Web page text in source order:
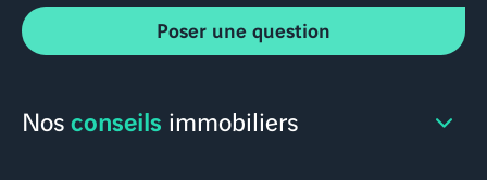
Poser une question
Nosconseils immobiliers